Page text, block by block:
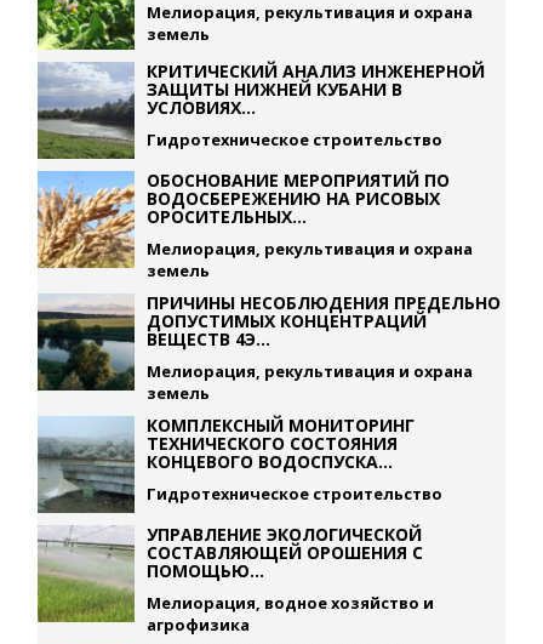
Мелиорация, рекультивация и охрана
земель
КРИТИЧЕСКИЙ АНАЛИЗ ИНЖЕНЕРНОЙ
ЗАЩИТЫ НИЖНЕЙ КУБАНИ В
УСЛОВИЯХ...
Гидротехническое строительство
ОБОСНОВАНИЕ МЕРОПРИЯТИЙ ПО
ВОДОСБЕРЕЖЕНИЮ НА РИСОВЫХ
ОРОСИТЕЛЬНЫХ...
Мелиорация, рекультивация и охрана
земель
ПРИЧИНЫ НЕСОБЛЮДЕНИЯ ПРЕДЕЛЬНО
ДОПУСТИМЫХ КОНЦЕНТРАЦИЙ
ВЕЩЕСТВ 4Э...
Мелиорация, рекультивация и охрана
земель
КОМПЛЕКСНЫЙ МОНИТОРИНГ
ТЕХНИЧЕСКОГО СОСТОЯНИЯ
КОНЦЕВОГО ВОДОСПУСКА...
Гидротехническое строительство
УПРАВЛЕНИЕ ЭКОЛОГИЧЕСКОЙ
СОСТАВЛЯЮЩЕЙ ОРОШЕНИЯ С
ПОМОЩЬЮ...
Мелиорация, водное хозяйство и
агрофизика